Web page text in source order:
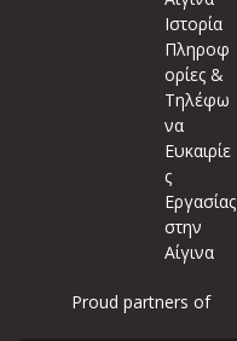
Ιστορία
Πληροφ
ορίες &
Τηλέφω
να
Ευκαιρίε
ς
Εργασίας
στην
Αίγινα
Proud partners of